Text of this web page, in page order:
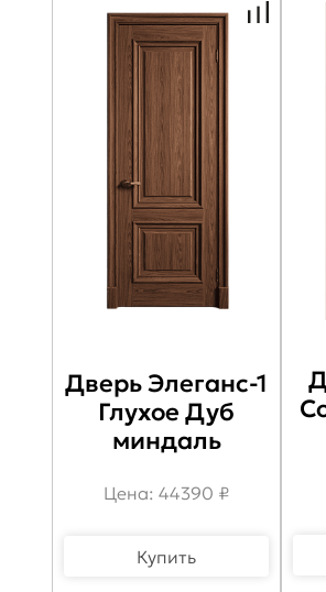
Дверь Элеганс-1
Глухое Дуб
миндаль
Цена: 44390 ₽
Купить